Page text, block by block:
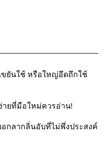
ยันใช้ หรือใหญ่อึดถึกใช้
ายที่มือใหม่ควรอ่าน!
กลากลิ่นอับที่ไม่พึ่งประสงค์